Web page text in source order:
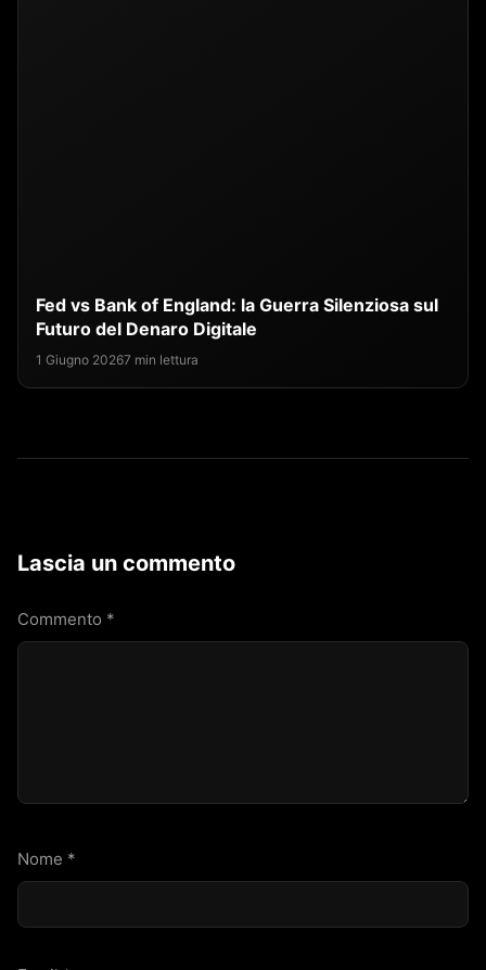
Fed vs Bank of England: la Guerra Silenziosa sul
Futuro del Denaro Digitale
1 Giugno 20267 min lettura
Lascia un commento
Commento *
Nome *